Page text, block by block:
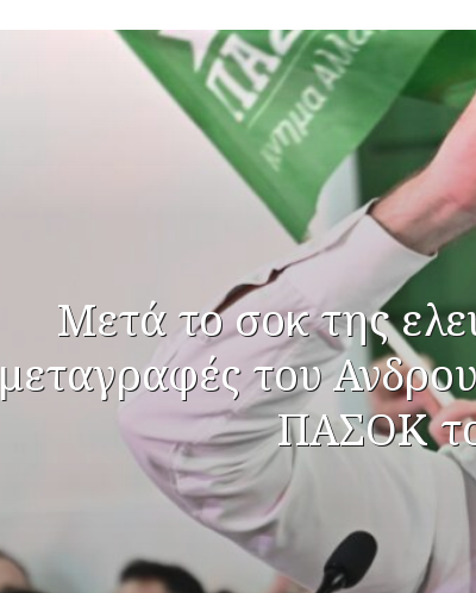
Μετά το σοκ της
μεταγραφές του
ΠΑΣΟΚ